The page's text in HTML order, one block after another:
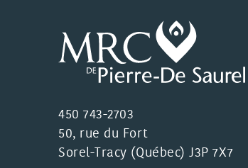
450 743-2703
50, rue du Fort
Sorel-Tracy (Québec) J3P 7X7